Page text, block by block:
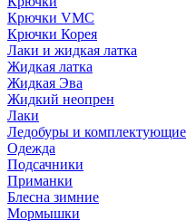
Крючки VMC
Крючки Корея
Лаки и жидкая латка
Жидкая латка
Жидкая Эва
Жидкий неопрен
Лаки
Ледобуры и комплектующие
Одежда
Подсачники
Приманки
Блесна зимние
Мормышки